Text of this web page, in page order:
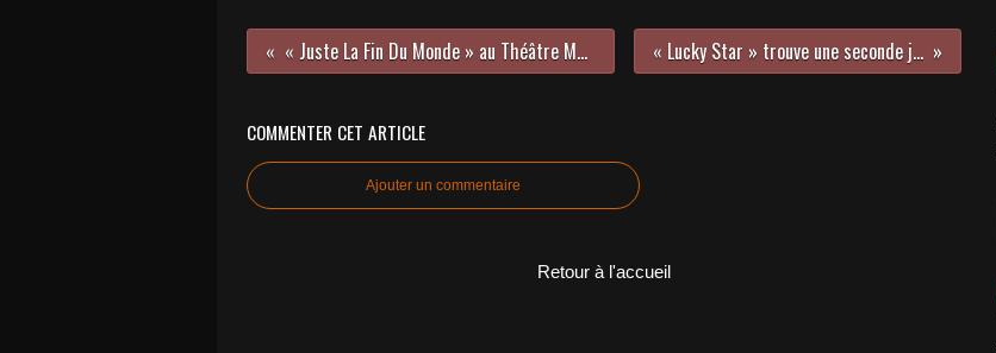
« Juste La Fin Du Monde » au Théâtre Montmartre Galabru, nous y étions ! « Lucky Star » trouve une seconde jeunesse grâce à Ron Carroll !
COMMENTER CET ARTICLE
Ajouter un commentaire
Retour à l'accueil